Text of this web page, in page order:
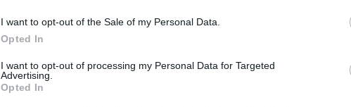
I want to opt-out of the Sale of my Personal Data.
Opted In
I want to opt-out of processing my Personal Data for Targeted
Advertising.
Opted In